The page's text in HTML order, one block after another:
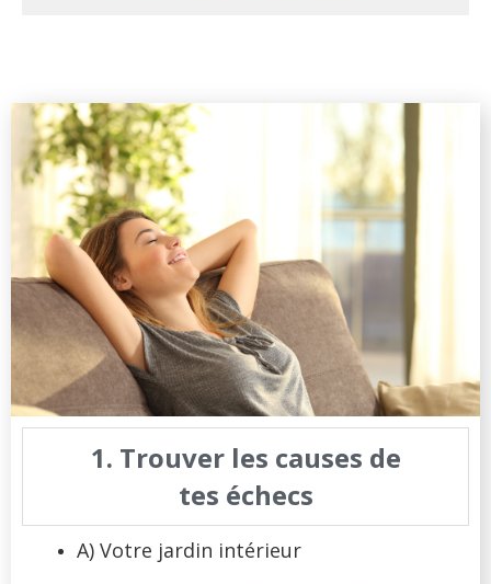
1. Trouver les causes de
tes échecs
A) Votre jardin intérieur